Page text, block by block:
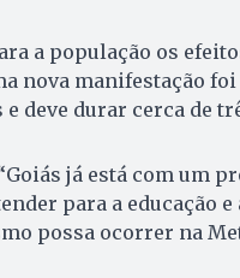
a população os
nova manifestação
deve durar cerca de
já está com um
para a educação
possa ocorrer na